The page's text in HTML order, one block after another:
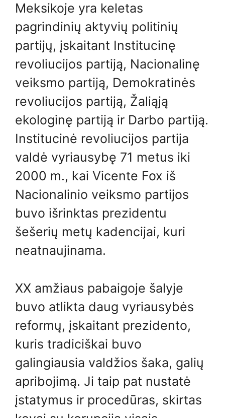
Meksikoje yra keletas
pagrindinių aktyvių politinių
partijų, įskaitant Institucinę
revoliucijos partiją, Nacionalinę
veiksmo partiją, Demokratinės
revoliucijos partiją, Žaliąją
ekologinę partiją ir Darbo partiją.
Institucinė revoliucijos partija
valdė vyriausybę 71 metus iki
2000 m., kai Vicente Fox iš
Nacionalinio veiksmo partijos
buvo išrinktas prezidentu
šešerių metų kadencijai, kuri
neatnaujinama.
XX amžiaus pabaigoje šalyje
buvo atlikta daug vyriausybės
reformų, įskaitant prezidento,
kuris tradiciškai buvo
galingiausia valdžios šaka, galių
apribojimą. Ji taip pat nustatė
įstatymus ir procedūras, skirtas